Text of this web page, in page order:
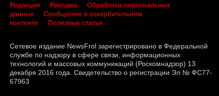
Редакция Реклама
Обработка персональных
данных
Сообщение о оскорбительном
контенте
Полезные статьи
Сетевое издание NewsFrol зарегистрировано в Федеральной
службе по надзору в сфере связи, информационных
технологий и массовых коммуникаций (Роскомнадзор) 13
декабря 2016 года. Свидетельство о регистрации Эл № ФС77-
67963